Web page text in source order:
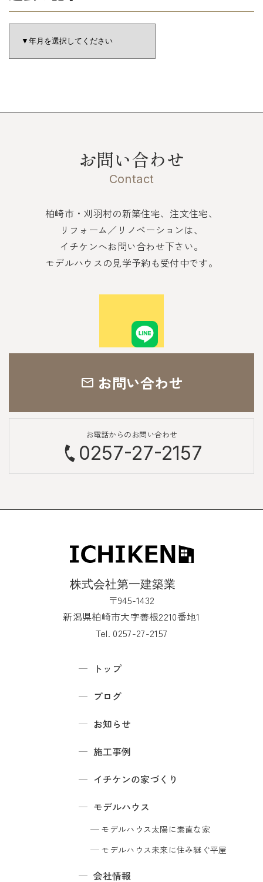
お問い合わせ
Contact
柏崎市・刈羽村の新築住宅、注文住宅、
リフォーム／リノベーションは、
イチケンへお問い合わせ下さい。
モデルハウスの見学予約も受付中です。
お問い合わせ
お電話からのお問い合わせ
0257-27-2157
〒945-1432
新潟県柏崎市大字善根2210番地1
Tel. 0257-27-2157
トップ
ブログ
お知らせ
施工事例
イチケンの家づくり
モデルハウス
モデルハウス太陽に素直な家
モデルハウス未来に住み継ぐ平屋
会社情報